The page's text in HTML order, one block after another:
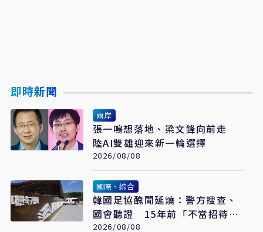
即時新聞
兩岸
張一鳴想落地、梁文鋒向前走
陸AI雙雄迎來新一輪選擇
2026/08/08
國際、綜合
韓國足協醜聞延燒：警方搜查、
國會聽證 15年前「不當招待」
疑雲重見天日
2026/08/08